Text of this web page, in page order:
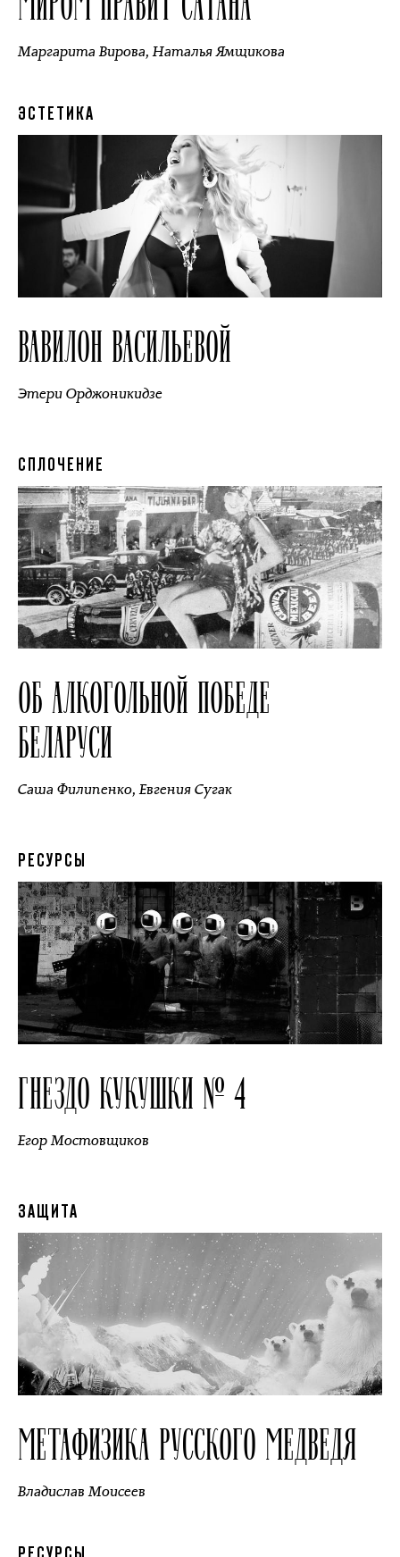
Маргарита Вирова,Наталья Ямщикова
ЭСТЕТИКА
ВАВИЛОН ВАСИЛЬЕВОЙ
Этери Орджоникидзе
СПЛОЧЕНИЕ
ОБ АЛКОГОЛЬНОЙ ПОБЕДЕ
БЕЛАРУСИ
Саша Филипенко,Евгения Сугак
РЕСУРСЫ
ГНЕЗДО КУКУШКИ № 4
Егор Мостовщиков
ЗАЩИТА
МЕТАФИЗИКА РУССКОГО МЕДВЕДЯ
Владислав Моисеев